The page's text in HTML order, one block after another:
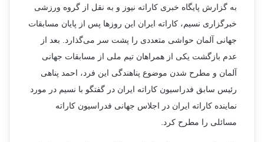
به گزارش پایگاه خبری کاراته نیوز و به نقل از گروه ورزشی
خبرگزاری نسیم، کاراته ایران این روزها پس از پایان مسابقات
جهانی آلمان حواشی متعددی را پشت سر می‌گذارد. بعد از
عدم بازگشت یکی از همراهان تیم ملی از مسابقات جهانی
آلمان و مطرح شدن موضوع پناهندگی این فرد، احمد پناهی
رئیس سابق فدراسیون کاراته ایران در گفتگو با نسیم در مورد
نماینده کاراته ایران در اجلاس جهانی فدراسیون کاراته
مسائلی را مطرح کرد.